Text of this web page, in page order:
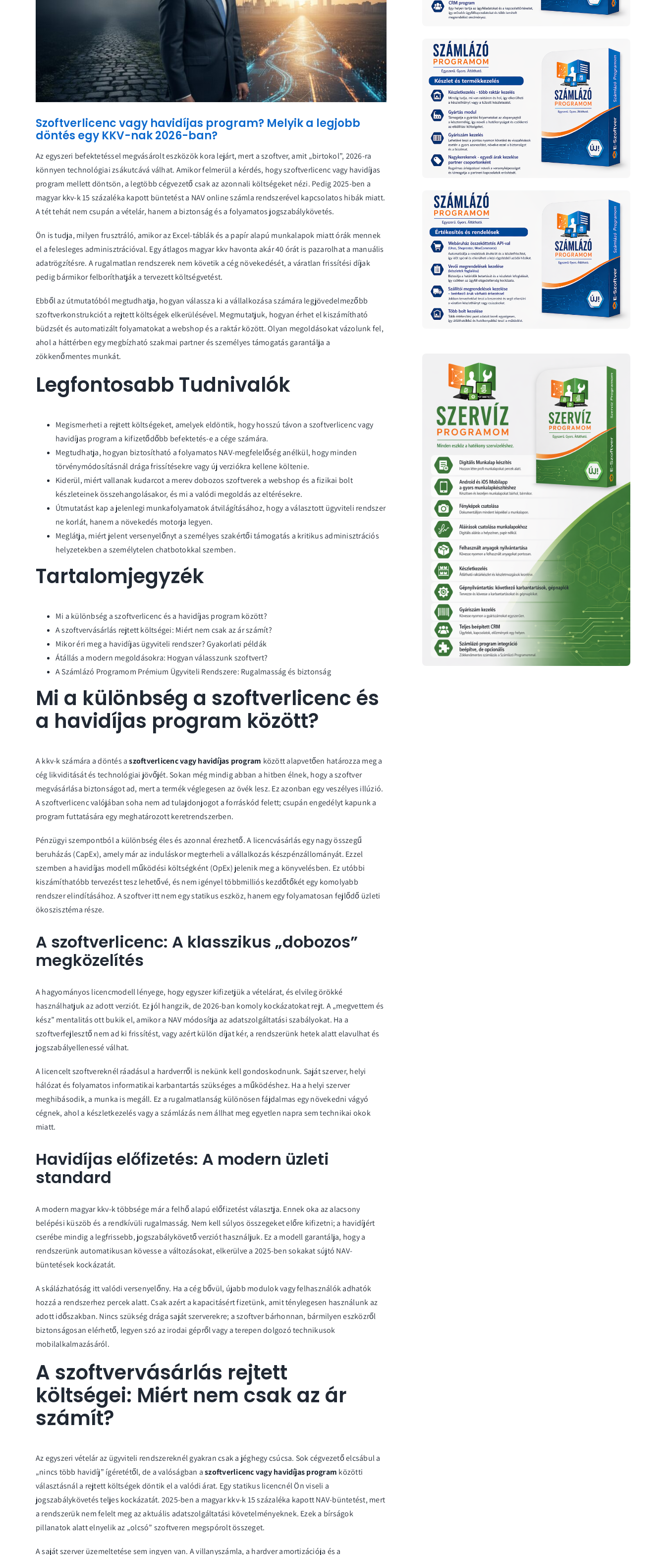
Szoftverlicenc vagy havidíjas program? Melyik a legjobb
döntés egy KKV-nak 2026-ban?
Az egyszeri befektetéssel megvásárolt eszközök kora lejárt, mert a szoftver, amit „birtokol”, 2026-ra
könnyen technológiai zsákutcává válhat. Amikor felmerül a kérdés, hogy szoftverlicenc vagy havidíjas
program mellett döntsön, a legtöbb cégvezető csak az azonnali költségeket nézi. Pedig 2025-ben a
magyar kkv-k 15 százaléka kapott büntetést a NAV online számla rendszerével kapcsolatos hibák miatt.
A tét tehát nem csupán a vételár, hanem a biztonság és a folyamatos jogszabálykövetés.
Ön is tudja, milyen frusztráló, amikor az Excel-táblák és a papír alapú munkalapok miatt órák mennek
el a felesleges adminisztrációval. Egy átlagos magyar kkv havonta akár 40 órát is pazarolhat a manuális
adatrögzítésre. A rugalmatlan rendszerek nem követik a cég növekedését, a váratlan frissítési díjak
pedig bármikor felboríthatják a tervezett költségvetést.
Ebből az útmutatóból megtudhatja, hogyan válassza ki a vállalkozása számára legjövedelmezőbb
szoftverkonstrukciót a rejtett költségek elkerülésével. Megmutatjuk, hogyan érhet el kiszámítható
büdzsét és automatizált folyamatokat a webshop és a raktár között. Olyan megoldásokat vázolunk fel,
ahol a háttérben egy megbízható szakmai partner és személyes támogatás garantálja a
zökkenőmentes munkát.
Legfontosabb Tudnivalók
Megismerheti a rejtett költségeket, amelyek eldöntik, hogy hosszú távon a szoftverlicenc vagy
havidíjas program a kifizetődőbb befektetés-e a cége számára.
Megtudhatja, hogyan biztosítható a folyamatos NAV-megfelelőség anélkül, hogy minden
törvénymódosításnál drága frissítésekre vagy új verziókra kellene költenie.
Kiderül, miért vallanak kudarcot a merev dobozos szoftverek a webshop és a fizikai bolt
készleteinek összehangolásakor, és mi a valódi megoldás az eltérésekre.
Útmutatást kap a jelenlegi munkafolyamatok átvilágításához, hogy a választott ügyviteli rendszer
ne korlát, hanem a növekedés motorja legyen.
Meglátja, miért jelent versenyelőnyt a személyes szakértői támogatás a kritikus adminisztrációs
helyzetekben a személytelen chatbotokkal szemben.
Tartalomjegyzék
Mi a különbség a szoftverlicenc és a havidíjas program között?
A szoftvervásárlás rejtett költségei: Miért nem csak az ár számít?
Mikor éri meg a havidíjas ügyviteli rendszer? Gyakorlati példák
Átállás a modern megoldásokra: Hogyan válasszunk szoftvert?
A Számlázó Programom Prémium Ügyviteli Rendszere: Rugalmasság és biztonság
Mi a különbség a szoftverlicenc és
a havidíjas program között?
A kkv-k számára a döntés aszoftverlicenc vagy havidíjas program között alapvetően határozza meg a
cég likviditását és technológiai jövőjét. Sokan még mindig abban a hitben élnek, hogy a szoftver
megvásárlása biztonságot ad, mert a termék véglegesen az övék lesz. Ez azonban egy veszélyes illúzió.
Aszoftverlicencvalójában soha nem ad tulajdonjogot a forráskód felett; csupán engedélyt kapunk a
program futtatására egy meghatározott keretrendszerben.
Pénzügyi szempontból a különbség éles és azonnal érezhető. A licencvásárlás egy nagy összegű
beruházás (CapEx), amely már az induláskor megterheli a vállalkozás készpénzállományát. Ezzel
szemben a havidíjas modell működési költségként (OpEx) jelenik meg a könyvelésben. Ez utóbbi
kiszámíthatóbb tervezést tesz lehetővé, és nem igényel többmilliós kezdőtőkét egy komolyabb
rendszer elindításához. A szoftver itt nem egy statikus eszköz, hanem egy folyamatosan fejlődő üzleti
ökoszisztéma része.
A szoftverlicenc: A klasszikus „dobozos”
megközelítés
A hagyományos licencmodell lényege, hogy egyszer kifizetjük a vételárat, és elvileg örökké
használhatjuk az adott verziót. Ez jól hangzik, de 2026-ban komoly kockázatokat rejt. A „megvettem és
kész” mentalitás ott bukik el, amikor a NAV módosítja az adatszolgáltatási szabályokat. Ha a
szoftverfejlesztő nem ad ki frissítést, vagy azért külön díjat kér, a rendszerünk hetek alatt elavulhat és
jogszabályellenessé válhat.
A licencelt szoftvereknél ráadásul a hardverről is nekünk kell gondoskodnunk. Saját szerver, helyi
hálózat és folyamatos informatikai karbantartás szükséges a működéshez. Ha a helyi szerver
meghibásodik, a munka is megáll. Ez a rugalmatlanság különösen fájdalmas egy növekedni vágyó
cégnek, ahol a készletkezelésvagy a számlázás nem állhat meg egyetlen napra sem technikai okok
miatt.
Havidíjas előfizetés: A modern üzleti
standard
A modern magyar kkv-k többsége már a felhő alapú előfizetést választja. Ennek oka az alacsony
belépési küszöb és a rendkívüli rugalmasság. Nem kell súlyos összegeket előre kifizetni; a havidíjért
cserébe mindig a legfrissebb, jogszabálykövető verziót használjuk. Ez a modell garantálja, hogy a
rendszerünk automatikusan kövesse a változásokat, elkerülve a 2025-ben sokakat sújtó NAV-
büntetések kockázatát.
A skálázhatóság itt valódi versenyelőny. Ha a cég bővül, újabb modulokvagy felhasználók adhatók
hozzá a rendszerhez percek alatt. Csak azért a kapacitásért fizetünk, amit ténylegesen használunk az
adott időszakban. Nincs szükség drága saját szerverekre; a szoftver bárhonnan, bármilyen eszközről
biztonságosan elérhető, legyen szó az irodai gépről vagy a terepen dolgozó technikusok
mobilalkalmazásáról.
A szoftvervásárlás rejtett
költségei: Miért nem csak az ár
számít?
Az egyszeri vételár az ügyviteli rendszereknél gyakran csak a jéghegy csúcsa. Sok cégvezető elcsábul a
„nincs több havidíj” ígéretétől, de a valóságban aszoftverlicenc vagy havidíjas program közötti
választásnál a rejtett költségek döntik el a valódi árat. Egy statikus licencnél Ön viseli a
jogszabálykövetés teljes kockázatát. 2025-ben a magyar kkv-k 15 százaléka kapott NAV-büntetést, mert
a rendszerük nem felelt meg az aktuális adatszolgáltatási követelményeknek. Ezek a bírságok
pillanatok alatt elnyelik az „olcsó” szoftveren megspórolt összeget.
A saját szerver üzemeltetése sem ingyen van. A villanyszámla, a hardver amortizációja és a